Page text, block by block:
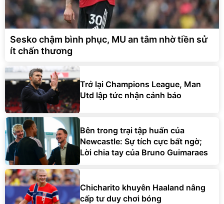
Sesko chậm bình phục, MU an tâm nhờ tiền sử
ít chấn thương
Trở lại Champions League, Man
Utd lập tức nhận cảnh báo
Bên trong trại tập huấn của
Newcastle: Sự tích cực bất ngờ;
Lời chia tay của Bruno Guimaraes
Chicharito khuyên Haaland nâng
cấp tư duy chơi bóng